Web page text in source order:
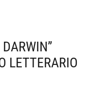
LETTERARIO